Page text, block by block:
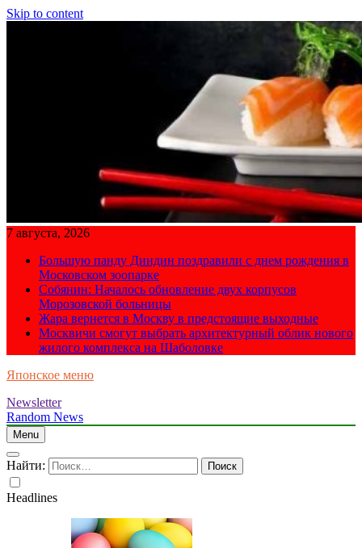
Skip to content
7 августа, 2026
Большую панду Диндин поздравили с днем рождения в
Московском зоопарке
Собянин: Началось обновление двух корпусов
Морозовской больницы
Жара вернется в Москву в предстоящие выходные
Москвичи смогут выбрать архитектурный облик нового
жилого комплекса на Шаболовке
Японское меню
Newsletter
Random News
Menu
Найти:
Headlines